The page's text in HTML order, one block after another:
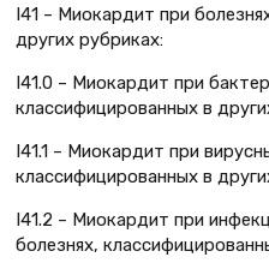
I41 – Миокардит при
других рубриках:
I41.0 – Миокардит при
классифицированных в
I41.1 – Миокардит при
классифицированных в
I41.2 – Миокардит при
болезнях,